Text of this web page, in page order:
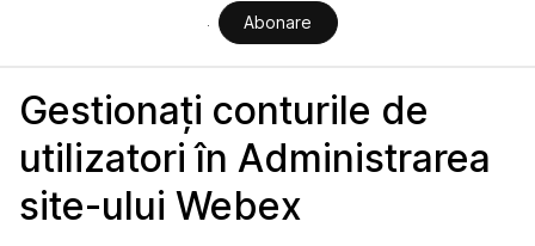
Abonare
Gestionați conturile de
utilizatori în Administrarea
site-ului Webex